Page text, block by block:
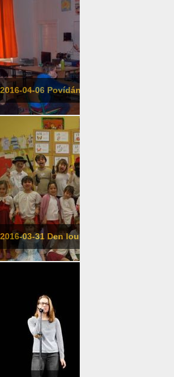
dravci
2016-04-06 Povídání o Indonésii, 7. ...
day ve 4. třídě
2016-03-31 Den loupežníka Rumcajse